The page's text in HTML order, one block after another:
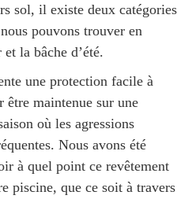
sol, il existe deux catégories
pouvons trouver en
la bâche d’été.
une protection facile à
être maintenue sur une
où les agressions
Nous avons été
à quel point ce revêtement
piscine, que ce soit à travers